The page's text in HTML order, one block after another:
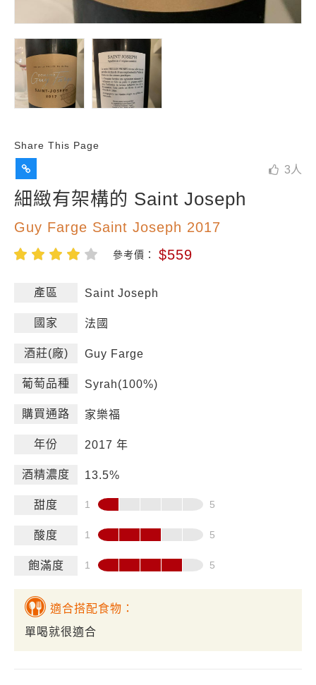
Share This Page
3 人
細緻有架構的 Saint Joseph
Guy Farge Saint Joseph 2017
參考價： $559
產區 Saint Joseph
國家 法國
酒莊(廠) Guy Farge
葡萄品種 Syrah(100%)
購買通路 家樂福
年份 2017 年
酒精濃度 13.5%
甜度
酸度
飽滿度
適合搭配食物：
單喝就很適合